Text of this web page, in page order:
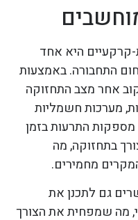
קרקעיים היא אחד
התחבורה. באמצעות
אחר מצב התחזוקה
מערכות חשמליות
מספקות התרעות בזמן
בתחזוקה, מה
מחמירים.
גם לתכנן את
מה שמפחית את הצורך